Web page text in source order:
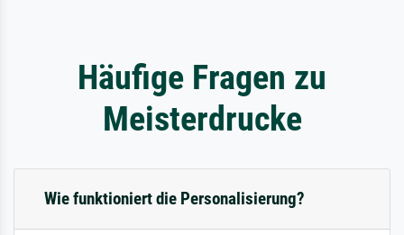
Häufige Fragen zu
Meisterdrucke
Wie funktioniert die Personalisierung?